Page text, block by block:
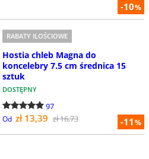
-10%
-11%
RABATY ILOŚCIOWE
Hostia chleb Magna do
koncelebry 7.5 cm średnica 15
sztuk
DOSTĘPNY
97
Od zł 13,39 zł 16,73